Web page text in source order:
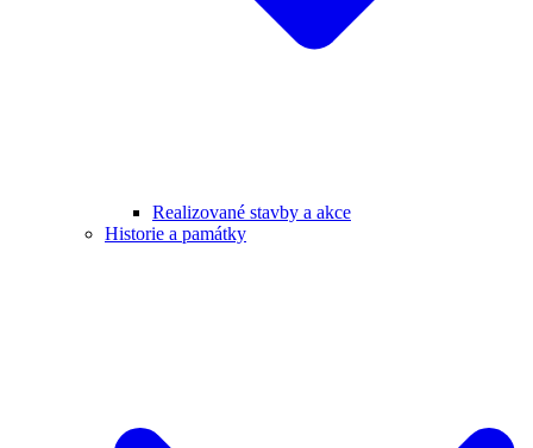
Realizované stavby a akce
Historie a památky